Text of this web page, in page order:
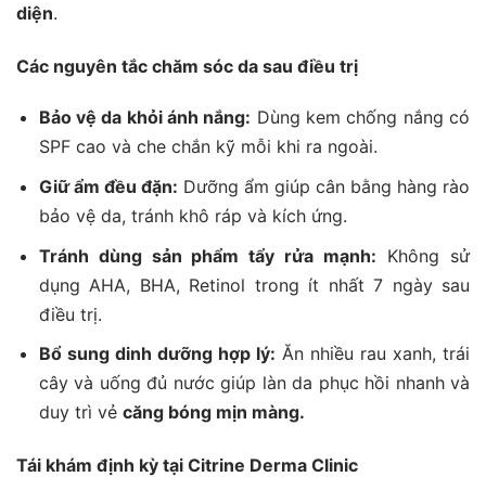
diện.
Các nguyên tắc chăm sóc da sau điều trị
Bảo vệ da khỏi ánh nắng: Dùng kem chống nắng có
SPF cao và che chắn kỹ mỗi khi ra ngoài.
Giữ ẩm đều đặn: Dưỡng ẩm giúp cân bằng hàng rào
bảo vệ da, tránh khô ráp và kích ứng.
Tránh dùng sản phẩm tẩy rửa mạnh: Không sử
dụng AHA, BHA, Retinol trong ít nhất 7 ngày sau
điều trị.
Bổ sung dinh dưỡng hợp lý: Ăn nhiều rau xanh, trái
cây và uống đủ nước giúp làn da phục hồi nhanh và
duy trì vẻ căng bóng mịn màng.
Tái khám định kỳ tại Citrine Derma Clinic